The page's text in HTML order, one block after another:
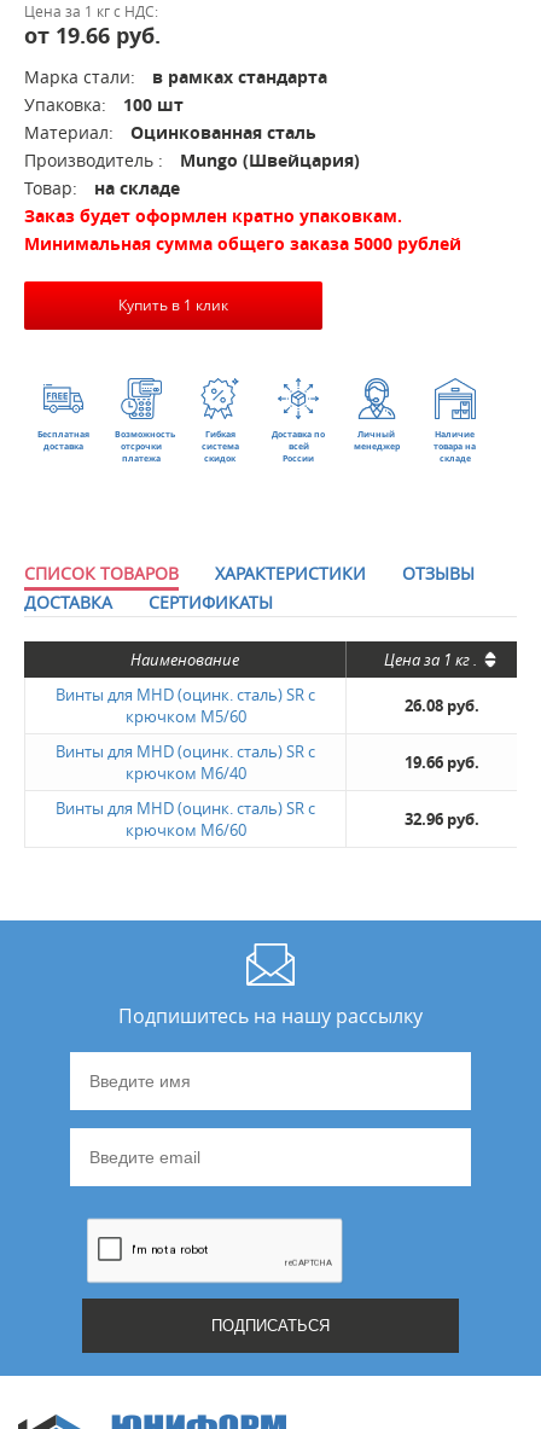
Цена за 1 кг с НДС:
от 19.66 руб.
Марка стали:
в рамках стандарта
Упаковка:
100 шт
Материал:
Оцинкованная сталь
Производитель :
Mungo (Швейцария)
Товар:
на складе
Заказ будет оформлен кратно упаковкам.
Минимальная сумма общего заказа 5000 рублей
Купить в 1 клик
Бесплатная
доставка
Возможность
отсрочки
платежа
Гибкая
система
скидок
Доставка по
всей
России
Личный
менеджер
Наличие
товара на
складе
СПИСОК ТОВАРОВ ХАРАКТЕРИСТИКИ
ОТЗЫВЫ
ДОСТАВКА
СЕРТИФИКАТЫ
Наименование Цена за 1 кг.
Винты для MHD (оцинк. сталь) SR с
крючком M5/60
26.08 руб.
Винты для MHD (оцинк. сталь) SR с
крючком M6/40
19.66 руб.
Винты для MHD (оцинк. сталь) SR с
крючком M6/60
32.96 руб.
Подпишитесь на нашу рассылку